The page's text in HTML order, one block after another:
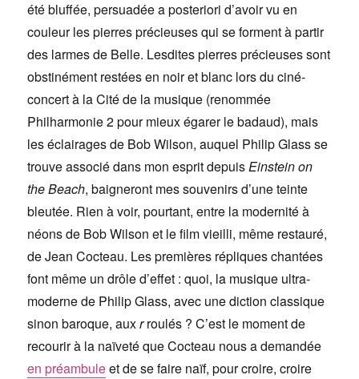
été bluffée, persuadée a posteriori d’avoir vu en
couleur les pierres précieuses qui se forment à partir
des larmes de Belle. Lesdites pierres précieuses sont
obstinément restées en noir et blanc lors du ciné-
concert à la Cité de la musique (renommée
Philharmonie 2 pour mieux égarer le badaud), mais
les éclairages de Bob Wilson, auquel Philip Glass se
trouve associé dans mon esprit depuisEinstein on
the Beach, baigneront mes souvenirs d’une teinte
bleutée. Rien à voir, pourtant, entre la modernité à
néons de Bob Wilson et le film vieilli, même restauré,
de Jean Cocteau. Les premières répliques chantées
font même un drôle d’effet : quoi, la musique ultra-
moderne de Philip Glass, avec une diction classique
sinon baroque, auxrroulés ? C’est le moment de
recourir à la naïveté que Cocteau nous a demandée
en préambuleet de se faire naïf, pour croire, croire